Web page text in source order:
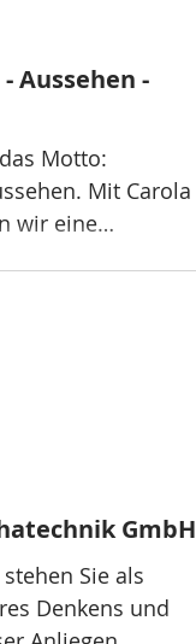
Aussehen -
Motto:
Mit Carola
wir eine
GmbH
Sie als
Denkens und